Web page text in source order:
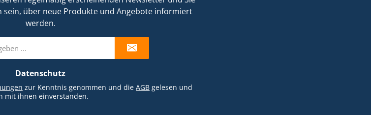
über neue Produkte und Angebote informiert
werden.
Datenschutz
zur Kenntnis genommen und die AGB gelesen und
mit ihnen einverstanden.